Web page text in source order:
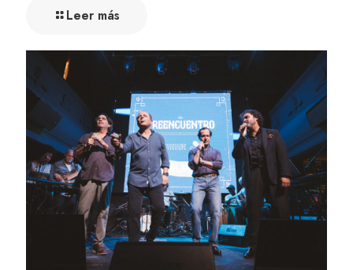
Leer más